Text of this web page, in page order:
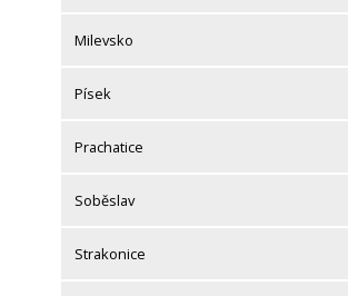
Milevsko
Písek
Prachatice
Soběslav
Strakonice